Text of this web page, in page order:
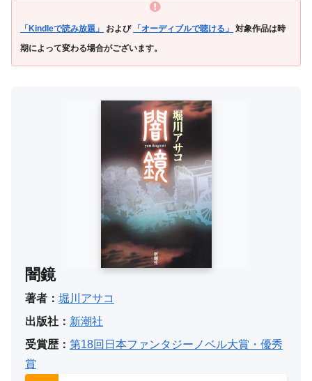
「Kindleで読み放題」 および 「オーディブルで聴ける」
対象作品は時
期によって変わる場合がございます。
闇鏡
著者： 堀川アサコ
出版社： 新潮社
受賞歴： 第18回日本ファンタジーノベル大賞・優秀
賞